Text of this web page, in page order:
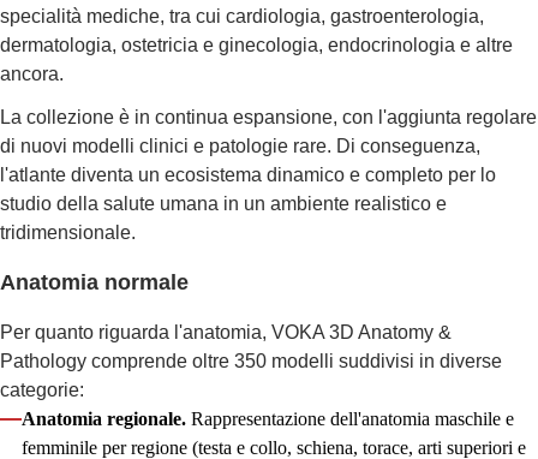
specialità mediche, tra cui cardiologia, gastroenterologia,
dermatologia, ostetricia e ginecologia, endocrinologia e altre
ancora.
La collezione è in continua espansione, con l'aggiunta regolare
di nuovi modelli clinici e patologie rare. Di conseguenza,
l'atlante diventa un ecosistema dinamico e completo per lo
studio della salute umana in un ambiente realistico e
tridimensionale.
Anatomia normale
Per quanto riguarda l'anatomia, VOKA 3D Anatomy &
Pathology comprende oltre 350 modelli suddivisi in diverse
categorie:
Anatomia regionale. Rappresentazione dell'anatomia maschile e
femminile per regione (testa e collo, schiena, torace, arti superiori e